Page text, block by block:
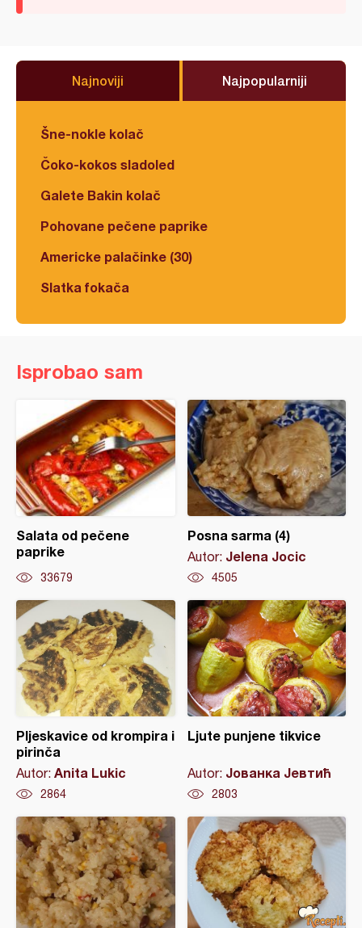
Najnoviji Najpopularniji
Šne-nokle kolač
Čoko-kokos sladoled
Galete Bakin kolač
Pohovane pečene paprike
Americke palačinke (30)
Slatka fokača
Isprobao sam
Salata od pečene
paprike
33679
Posna sarma (4)
Autor: Jelena Jocic
4505
Pljeskavice od krompira i
pirinča
Autor: Anita Lukic
2864
Ljute punjene tikvice
Autor: Јованка Јевтић
2803